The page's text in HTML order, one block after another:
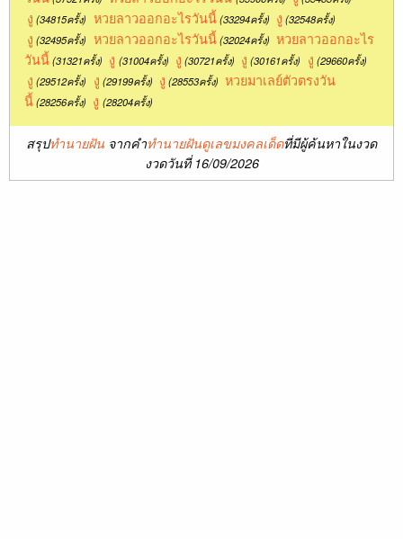
งู (34815ครั้ง) หวยลาวออกอะไรวันนี้ (33294ครั้ง) งู (32548ครั้ง)
งู (32495ครั้ง) หวยลาวออกอะไรวันนี้ (32024ครั้ง) หวยลาวออกอะไร
วันนี้(31321ครั้ง) งู (31004ครั้ง) งู (30721ครั้ง) งู (30161ครั้ง) งู (29660ครั้ง)
งู (29512ครั้ง) งู (29199ครั้ง) งู (28553ครั้ง) หวยมาเลย์ตัวตรงวัน
นี้(28256ครั้ง) งู (28204ครั้ง)
สรุปทำนายฝัน จากคำทำนายฝันดูเลขมงคลเด็ดที่มีผู้ค้นหาในงวด
งวดวันที่ 16/09/2026